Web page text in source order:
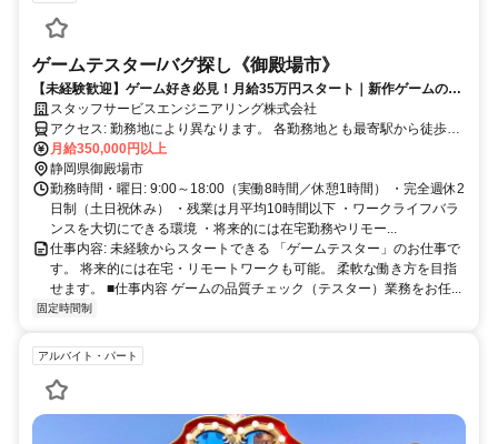
ゲームテスター/バグ探し《御殿場市》
【未経験歓迎】ゲーム好き必見！月給35万円スタート｜新作ゲームの品
質チェック｜土日祝休み｜将来的にリモートワーク可能
スタッフサービスエンジニアリング株式会社
アクセス: 勤務地により異なります。 各勤務地とも最寄駅から徒歩圏
内のオフィスが中心です。 公共交通機関を利用して通勤いただけま
す。
月給350,000円以上
静岡県御殿場市
勤務時間・曜日: 9:00～18:00（実働8時間／休憩1時間） ・完全週休2
日制（土日祝休み） ・残業は月平均10時間以下 ・ワークライフバラ
ンスを大切にできる環境 ・将来的には在宅勤務やリモー...
仕事内容: 未経験からスタートできる 「ゲームテスター」のお仕事で
す。 将来的には在宅・リモートワークも可能。 柔軟な働き方を目指
せます。 ■仕事内容 ゲームの品質チェック（テスター）業務をお任...
固定時間制
アルバイト・パート